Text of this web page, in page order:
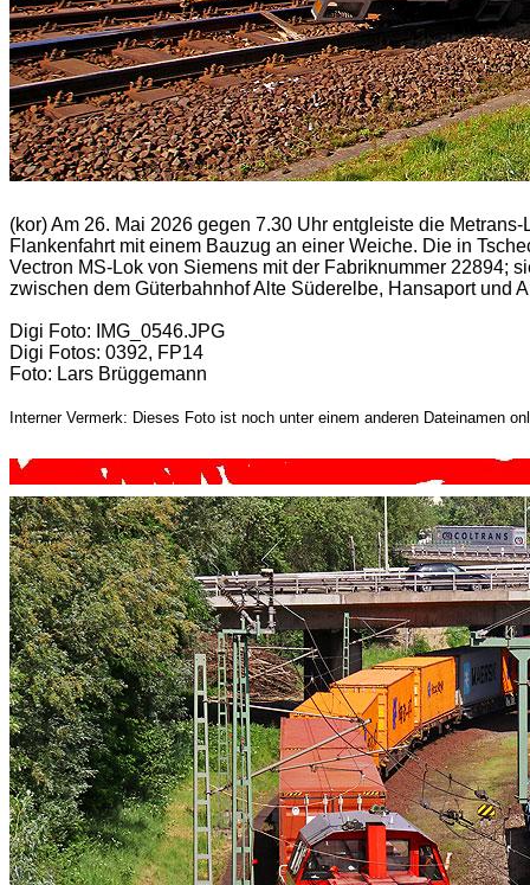
(kor) Am 26. Mai 2026 gegen 7.30 Uhr entgleiste die
Flankenfahrt mit einem Bauzug an einer Weiche. Die in
Vectron MS-Lok von Siemens mit der Fabriknummer 22894;
zwischen dem Güterbahnhof Alte Süderelbe, Hansaport und
Digi Foto: IMG_0546.JPG
Digi Fotos: 0392, FP14
Foto: Lars Brüggemann
Interner Vermerk: Dieses Foto ist noch unter einem anderen Dateinamen